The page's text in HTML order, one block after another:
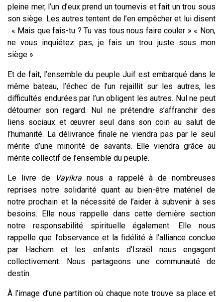
pleine mer, l’un d’eux prend un tournevis et fait un trou sous
son siège. Les autres tentent de l’en empêcher et lui disent
: « Mais que fais-tu ? Tu vas tous nous faire couler » « Non,
ne vous inquiétez pas, je fais un trou juste sous mon
siège ».
Et de fait, l’ensemble du peuple Juif est embarqué dans le
même bateau, l’échec de l’un rejaillit sur les autres, les
difficultés endurées par l’un obligent les autres. Nul ne peut
détourner son regard. Nul ne prétendre s’affranchir des
liens sociaux et œuvrer seul dans son coin au salut de
l’humanité. La délivrance finale ne viendra pas par le seul
mérite d’une minorité de savants. Elle viendra grâce au
mérite collectif de l’ensemble du peuple.
Le livre de Vayikra nous a rappelé à de nombreuses
reprises notre solidarité quant au bien-être matériel de
notre prochain et la nécessité de l’aider à subvenir à ses
besoins. Elle nous rappelle dans cette dernière section
notre responsabilité spirituelle également. Elle nous
rappelle que l’observance et la fidélité à l’alliance conclue
par Hachem et les enfants d’Israël nous engagent
collectivement. Nous partageons une communauté de
destin.
À l’image d’une partition où chaque note trouve sa place et